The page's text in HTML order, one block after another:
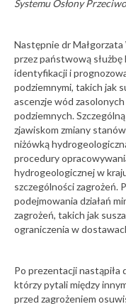
regionów
Dolomity
przemysłowe w
Polsce. Rosnące
zapotrzebowanie i
znaczenie bazy
zasobowej
07-07-2026
„Echa natury –
ulotność i
trwanie”. Nowa
wystawa czasowa
w Muzeum
Geologicznym
PIG-PIB
Badaczka z PIG-
PIB w
26
luty
2026
11. Forum
PSG
"Dziedzinowe
zasoby
geologicznych baz
danych: od jakości
do użyteczności"
Konferencje
2510. Forum
PSG
"Informacja
regulacji po
praktyczne
Systemu Osłony
Następnie dr
przez państwową
identyfikacji i
podziemnymi, takich jak
ascenzje wód
podziemnych.
zjawiskom zmiany
niżówką
procedury
hydrogeologicznej w
szczególności zagrożeń.
podejmowania działań
zagrożeń, takich jak
ograniczenia w
Po prezentacji nastąpiła
którzy pytali między
przed zagrożeniem